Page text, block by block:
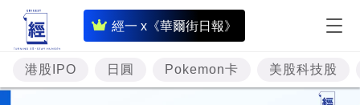
經一 x《華爾街日報》
即
時
財
經
港股IPO 日圓 Pokemon卡 美股科技股